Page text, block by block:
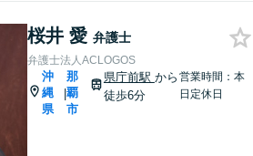
桜井 愛 弁護士
弁護士法人ACLOGOS
沖
縄
県
|
那
覇
市
県庁前駅 から
徒歩6分
営業時間：本
日定休日